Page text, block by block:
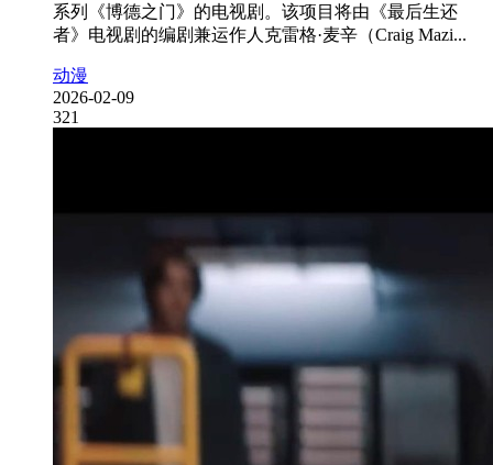
系列《博德之门》的电视剧。该项目将由《最后生还
者》电视剧的编剧兼运作人克雷格·麦辛（Craig Mazi...
动漫
2026-02-09
321